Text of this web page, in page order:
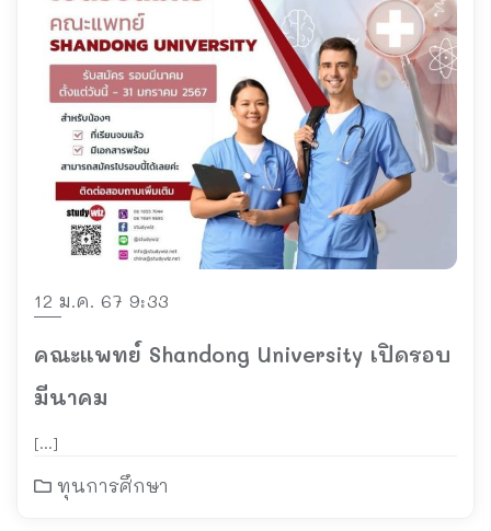
12 ม.ค. 67 9:33
คณะแพทย์ Shandong University เปิดรอบ
มีนาคม
[…]
ทุนการศึกษา